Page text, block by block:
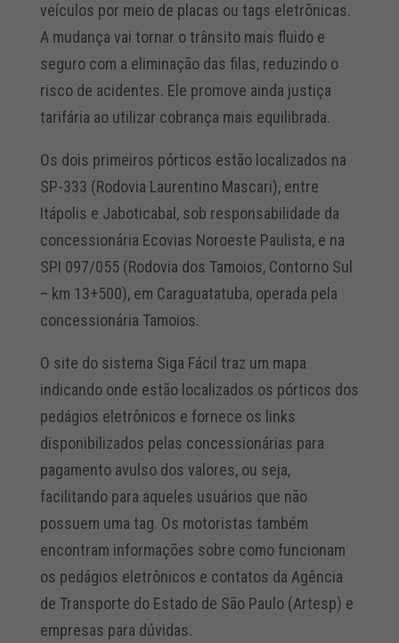
veículos por meio de placas ou tags eletrônicas.
A mudança vai tornar o trânsito mais fluido e
seguro com a eliminação das filas, reduzindo o
risco de acidentes. Ele promove ainda justiça
tarifária ao utilizar cobrança mais equilibrada.
Os dois primeiros pórticos estão localizados na
SP-333 (Rodovia Laurentino Mascari), entre
Itápolis e Jaboticabal, sob responsabilidade da
concessionária Ecovias Noroeste Paulista, e na
SPI 097/055 (Rodovia dos Tamoios, Contorno Sul
– km 13+500), em Caraguatatuba, operada pela
concessionária Tamoios.
O site do sistema Siga Fácil traz um mapa
indicando onde estão localizados os pórticos dos
pedágios eletrônicos e fornece os links
disponibilizados pelas concessionárias para
pagamento avulso dos valores, ou seja,
facilitando para aqueles usuários que não
possuem uma tag. Os motoristas também
encontram informações sobre como funcionam
os pedágios eletrônicos e contatos da Agência
de Transporte do Estado de São Paulo (Artesp) e
empresas para dúvidas.